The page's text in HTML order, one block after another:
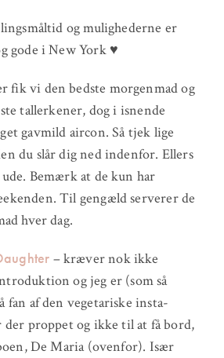
og mulighederne er
gode i New York ♥
fik vi den bedste morgenmad og
tallerkener, dog i isnende
gavmild aircon. Så tjek lige
du slår dig ned indenfor. Ellers
ude. Bemærk at de kun har
Til gengæld serverer de
hver dag.
– kræver nok ikke
og jeg er (som så
fan af den vegetariske insta-
der proppet og ikke til at få bord,
De Maria (ovenfor). Især